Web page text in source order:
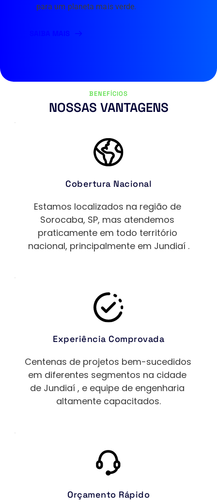
para um planeta mais verde.
SAIBA MAIS
BENEFÍCIOS
NOSSAS VANTAGENS
Cobertura Nacional
Estamos localizados na região de
Sorocaba, SP, mas atendemos
praticamente em todo território
nacional, principalmente em Jundiaí .
Experiência Comprovada
Centenas de projetos bem-sucedidos
em diferentes segmentos na cidade
de Jundiaí , e equipe de engenharia
altamente capacitados.
Orçamento Rápido